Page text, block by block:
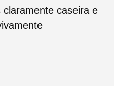
caseira e